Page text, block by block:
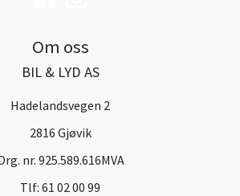
Om oss
BIL & LYD AS
Hadelandsvegen 2
2816 Gjøvik
nr. 925.589.616MVA
Tlf: 61 02 00 99